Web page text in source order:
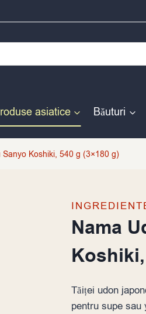
asiatice Băuturi
Koshiki, 540 g (3×180 g)
Nama
Tăiței udon
pentru supe sau